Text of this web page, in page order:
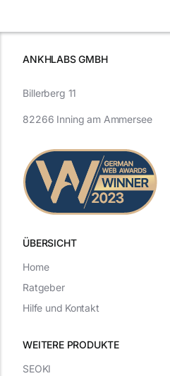
ANKHLABS GMBH
ÜBERSICHT
WEITERE PRODUKTE
Billerberg 11
82266 Inning am Ammersee
SEOKI
Home
Ratgeber
Hilfe und Kontakt